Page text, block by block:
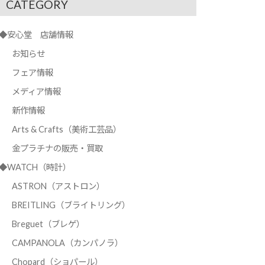
CATEGORY
安心堂 店舗情報
お知らせ
フェア情報
メディア情報
新作情報
Arts & Crafts（美術工芸品）
金プラチナの販売・買取
（時計）
ASTRON（アストロン）
BREITLING（ブライトリング）
Breguet（ブレゲ）
CAMPANOLA（カンパノラ）
Chopard（ショパール）